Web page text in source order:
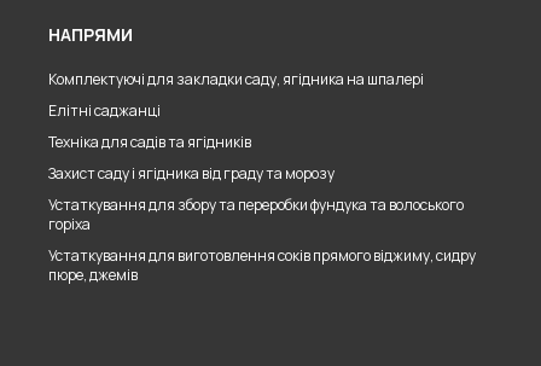
НАПРЯМИ
Комплектуючі для закладки саду, ягідника на шпалері
Елітні саджанці
Техніка для садів та ягідників
Захист саду і ягідника від граду та морозу
Устаткування для збору та переробки фундука та волоського
горіха
Устаткування для виготовлення соків прямого віджиму, сидру
пюре, джемів